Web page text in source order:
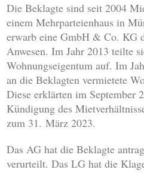
Die Beklagte sind seit 2004
einem Mehrparteienhaus in
erwarb eine GmbH & Co. KG
Anwesen. Im Jahr 2013 teilte
Wohnungseigentum auf. Im
an die Beklagten vermietete
Diese erklärten im September
Kündigung des
zum 31. März 2023.
Das AG hat die Beklagte
verurteilt. Das LG hat die